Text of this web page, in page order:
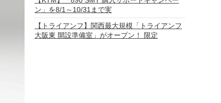
ン」を8/1～10/31まで実
【トライアンフ】関西最大規模「トライアンフ
大阪東 開設準備室」がオープン！ 限定